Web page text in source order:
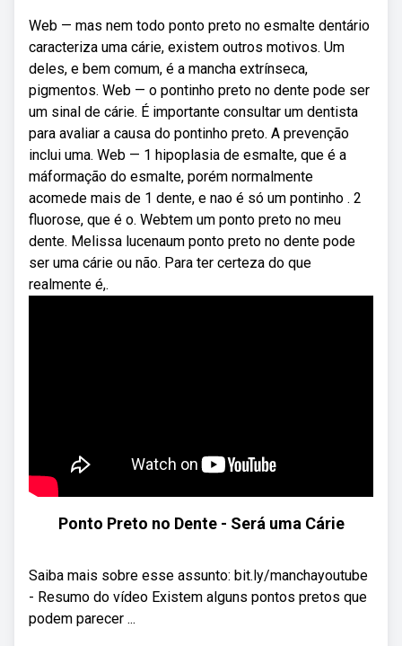
Web — mas nem todo ponto preto no esmalte dentário
caracteriza uma cárie, existem outros motivos. Um
deles, e bem comum, é a mancha extrínseca,
pigmentos. Web — o pontinho preto no dente pode ser
um sinal de cárie. É importante consultar um dentista
para avaliar a causa do pontinho preto. A prevenção
inclui uma. Web — 1 hipoplasia de esmalte, que é a
máformação do esmalte, porém normalmente
acomede mais de 1 dente, e nao é só um pontinho . 2
fluorose, que é o. Webtem um ponto preto no meu
dente. Melissa lucenaum ponto preto no dente pode
ser uma cárie ou não. Para ter certeza do que
realmente é,.
Ponto Preto no Dente - Será uma Cárie
Saiba mais sobre esse assunto: bit.ly/manchayoutube
- Resumo do vídeo Existem alguns pontos pretos que
podem parecer ...